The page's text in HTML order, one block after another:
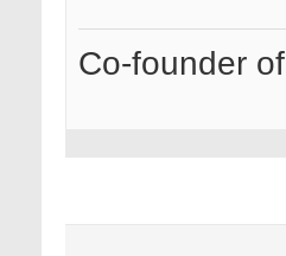
Co-founder of